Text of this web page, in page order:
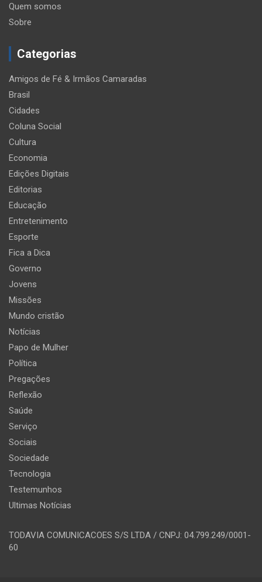
Quem somos
Sobre
Categorias
Amigos de Fé & Irmãos Camaradas
Brasil
Cidades
Coluna Social
Cultura
Economia
Edições Digitais
Editorias
Educação
Entretenimento
Esporte
Fica a Dica
Governo
Jovens
Missões
Mundo cristão
Notícias
Papo de Mulher
Política
Pregações
Reflexão
Saúde
Serviço
Sociais
Sociedade
Tecnologia
Testemunhos
Ultimas Notícias
TODAVIA COMUNICACOES S/S LTDA / CNPJ: 04.799.249/0001-
60